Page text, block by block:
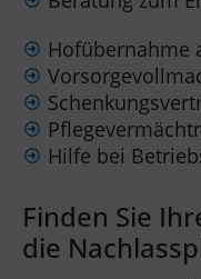
Hofübernahme
Hilfe bei
Finden Sie
die